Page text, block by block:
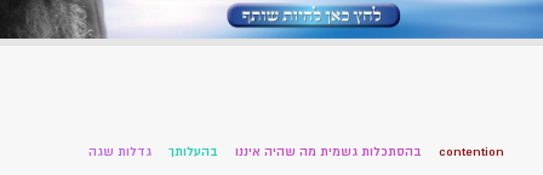
contention בהסתכלות גשמית מה שהיה איננו בהעלותך גדלות שגה